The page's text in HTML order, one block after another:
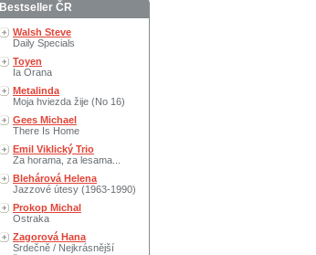
Bestseller ČR
Walsh Steve
Daily Specials
Toyen
Ia Orana
Metalinda
Moja hviezda žije (No 16)
Gees Michael
There Is Home
Emil Viklický Trio
Za horama, za lesama...
Blehárová Helena
Jazzové útesy (1963-1990)
Prokop Michal
Ostraka
Zagorová Hana
Srdečně / Nejkrásnější